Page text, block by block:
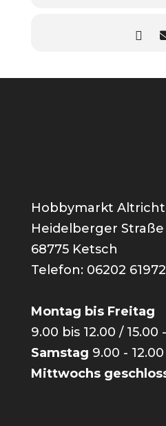
Hobbymarkt
Heidelberger Straße
68775 Ketsch
Telefon: 06202 61972
Montag bis Freitag
9.00 bis 12.00 / 15.00
Samstag 9.00 - 12.00
Mittwochs